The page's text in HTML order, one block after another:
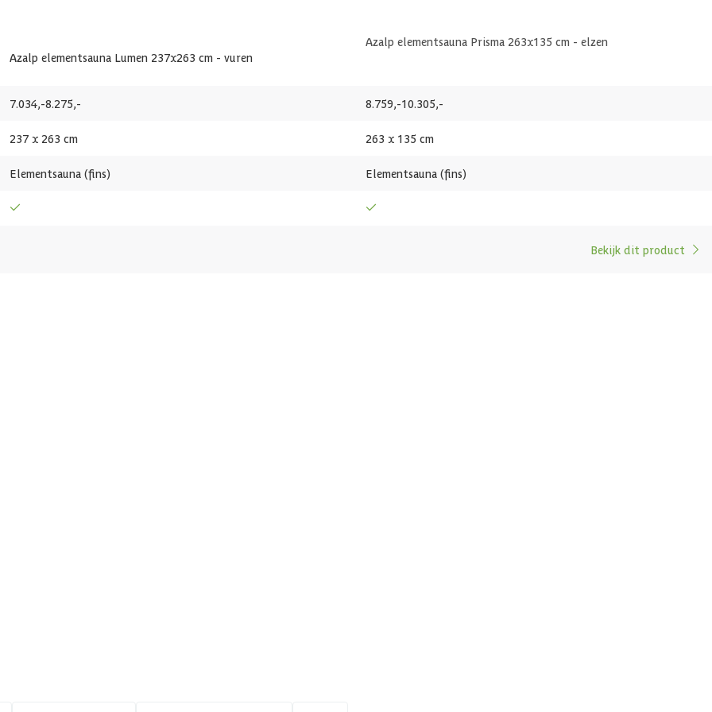
222 cm
1 st
Azalp elementsauna Lumen 237x263 cm - vuren
Azalp elementsauna Prisma 263x135 cm - elzen
7.034,-8.275,- 8.759,-10.305,-
237 x 263 cm 263 x 135 cm
Elementsauna (fins) Elementsauna (fins)
Bekijk dit product